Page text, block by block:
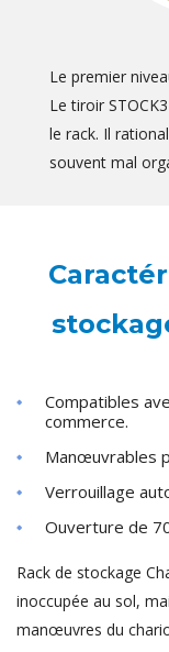
Le premier
Le tiroir
le rack. Il
souvent mal
Compatibles
commerce.
Manœuvrables
Verrouillage
Ouverture de
Rack de stockage
inoccupée au sol,
manœuvres du